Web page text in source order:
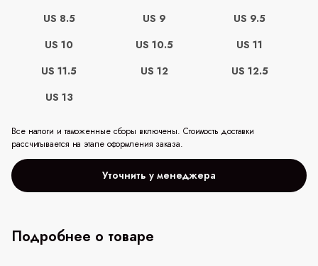
US 8.5
US 9
US 9.5
US 10
US 10.5
US 11
US 11.5
US 12
US 12.5
US 13
Все налоги и таможенные сборы включены. Стоимость доставки
рассчитывается на этапе оформления заказа.
Уточнить у менеджера
Подробнее о товаре